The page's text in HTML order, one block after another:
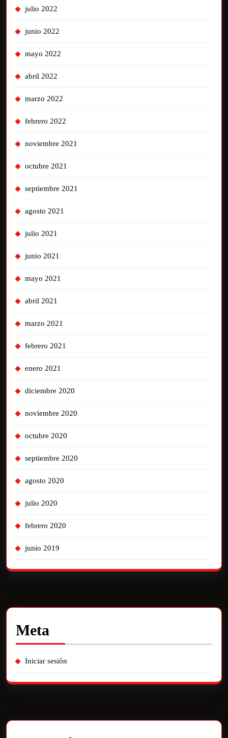
julio 2022
junio 2022
mayo 2022
abril 2022
marzo 2022
febrero 2022
noviembre 2021
octubre 2021
septiembre 2021
agosto 2021
julio 2021
junio 2021
mayo 2021
abril 2021
marzo 2021
febrero 2021
enero 2021
diciembre 2020
noviembre 2020
octubre 2020
septiembre 2020
agosto 2020
julio 2020
febrero 2020
junio 2019
Meta
Iniciar sesión